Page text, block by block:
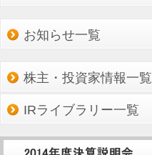
お知らせ一覧
株主・投資家情報一覧
IRライブラリー一覧